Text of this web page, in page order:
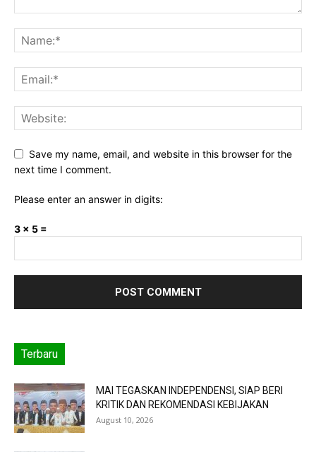
Save my name, email, and website in this browser for the
next time I comment.
Please enter an answer in digits:
3 × 5 =
Terbaru
MAI TEGASKAN INDEPENDENSI, SIAP BERI
KRITIK DAN REKOMENDASI KEBIJAKAN
August 10, 2026